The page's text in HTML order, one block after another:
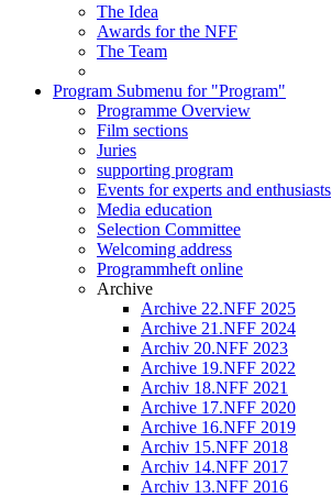
The Idea
Awards for the NFF
The Team
Program Submenu for "Program"
Programme Overview
Film sections
Juries
supporting program
Events for experts and enthusiasts
Media education
Selection Committee
Welcoming address
Programmheft online
Archive
Archive 22.NFF 2025
Archive 21.NFF 2024
Archiv 20.NFF 2023
Archive 19.NFF 2022
Archiv 18.NFF 2021
Archive 17.NFF 2020
Archive 16.NFF 2019
Archiv 15.NFF 2018
Archiv 14.NFF 2017
Archiv 13.NFF 2016